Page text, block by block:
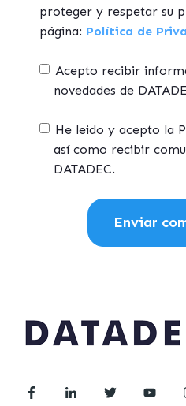
proteger y respetar su
página: Política de
Acepto recibir
novedades de
He leido y acepto la
así como recibir
DATADEC.